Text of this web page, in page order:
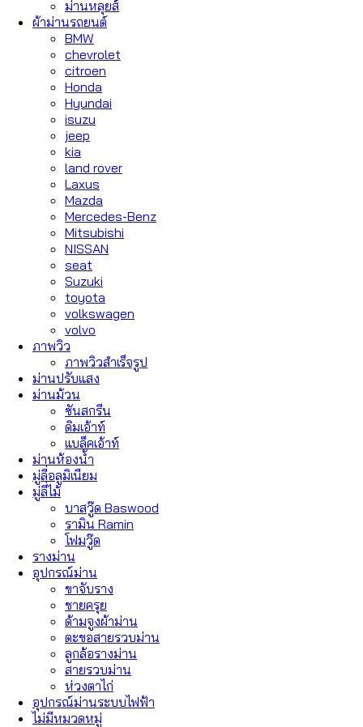
ม่านหลุยส์
ผ้าม่านรถยนต์
BMW
chevrolet
citroen
Honda
Hyundai
isuzu
jeep
kia
land rover
Laxus
Mazda
Mercedes-Benz
Mitsubishi
NISSAN
seat
Suzuki
toyota
volkswagen
volvo
ภาพวิว
ภาพวิวสำเร็จรูป
ม่านปรับแสง
ม่านม้วน
ซันสกรีน
ดิมเอ้าท์
แบล็คเอ้าท์
ม่านห้องน้ำ
มู่ลี่อลูมิเนียม
มู่ลี่ไม้
บาสวู๊ด Baswood
รามิน Ramin
โฟมวู๊ด
รางม่าน
อุปกรณ์ม่าน
ขาจับราง
ชายครุย
ด้ามจูงผ้าม่าน
ตะขอสายรวบม่าน
ลูกล้อรางม่าน
สายรวบม่าน
ห่วงตาไก่
อุปกรณ์ม่านระบบไฟฟ้า
ไม่มีหมวดหมู่